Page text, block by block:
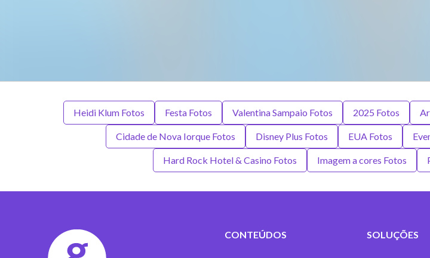
Heidi Klum Fotos Festa Fotos Valentina Sampaio Fotos 2025 Fotos
Cidade de Nova Iorque Fotos Disney Plus Fotos EUA Fotos
Hard Rock Hotel & Casino Fotos Imagem a cores Fotos
CONTEÚDOS SOLUÇÕES